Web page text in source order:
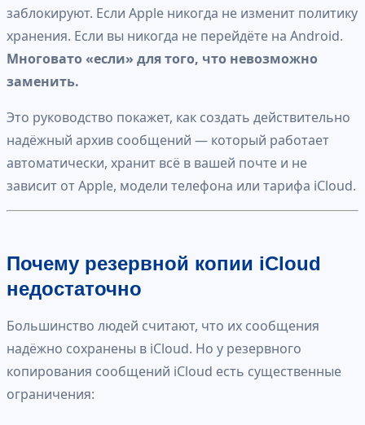
заблокируют. Если Apple никогда не изменит политику
хранения. Если вы никогда не перейдёте на Android.
Многовато «если» для того, что невозможно
заменить.
Это руководство покажет, как создать действительно
надёжный архив сообщений — который работает
автоматически, хранит всё в вашей почте и не
зависит от Apple, модели телефона или тарифа iCloud.
Почему резервной копии iCloud
недостаточно
Большинство людей считают, что их сообщения
надёжно сохранены в iCloud. Но у резервного
копирования сообщений iCloud есть существенные
ограничения: